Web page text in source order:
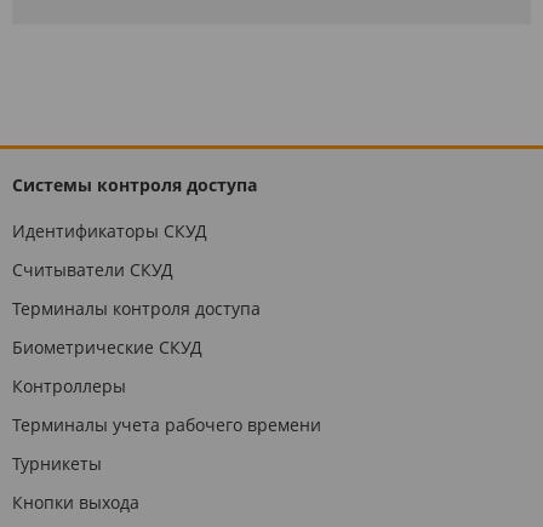
Системы контроля доступа
Идентификаторы СКУД
Считыватели СКУД
Терминалы контроля доступа
Биометрические СКУД
Контроллеры
Терминалы учета рабочего времени
Турникеты
Кнопки выхода